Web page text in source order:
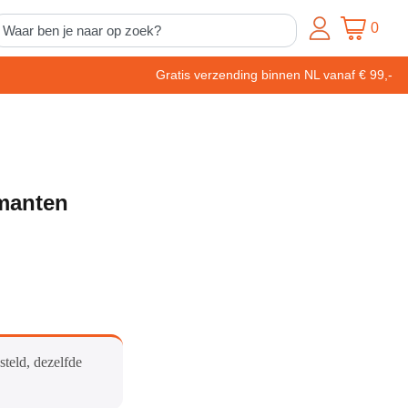
0
Gratis verzending binnen NL vanaf € 99,-
dezelfde